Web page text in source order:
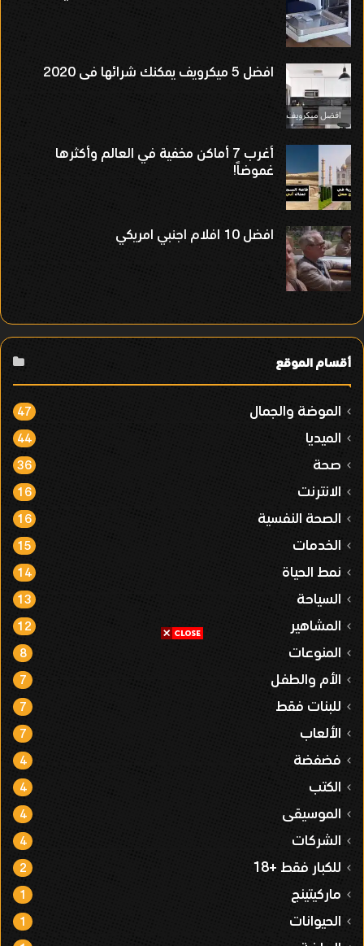
افضل 5 ميكرويف يمكنك شرائها فى 2020
أغرب 7 أماكن مخفية في العالم وأكثرها
غموضاً!
افضل 10 افلام اجنبي امريكي
أقسام الموقع
الموضة والجمال 47
الميديا 44
صحة 36
الانترنت 16
الصحة النفسية 16
الخدمات 15
نمط الحياة 14
السياحة 13
المشاهير 12
المنوعات 8
الأم والطفل 7
للبنات فقط 7
الألعاب 7
فضفضة 4
الكتب 4
الموسيقى 4
الشركات 4
للكبار فقط +18 2
ماركيتينج 1
الحيوانات 1